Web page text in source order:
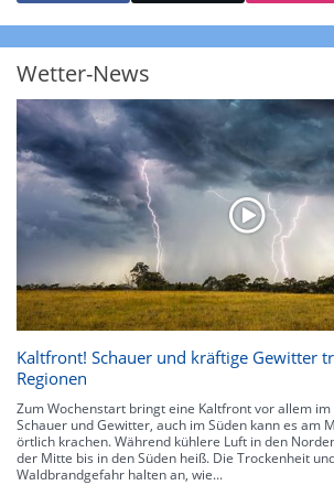
starke Niederschläge bis 35 l/m² pro Stunde. Hier
auftreten. Extreme bzw. unwetterartige
über 150 l/m² pro Stunde an. Solche
Neben der Niederschlagsintensität kann auch die
Niederschlagsgebiete und damit die
werden. Neben der 5-minütigen Radaraufzeichnung
Niederschlagsprognosefür die nächsten 2
wann und wo in Deutschland mit Regen oder
kennen zu jeder Zeit den genauen Verlauf einer
Wetter-News
Kaltfront! Schauer und kräftige Gewitter
Regionen
Zum Wochenstart bringt eine Kaltfront vor allem
Schauer und Gewitter, auch im Süden kann es am
örtlich krachen. Während kühlere Luft in den
der Mitte bis in den Süden heiß. Die Trockenheit
Waldbrandgefahr halten an, wie...